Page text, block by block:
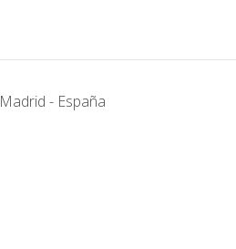
Madrid - España